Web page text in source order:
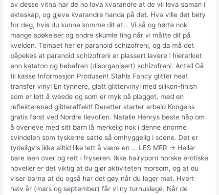
av desse vitna har de no lova kvarandre at de vil leva saman i
ekteskap, og gjeve kvarandre handa på det. Hva ville det bety
for deg, hvis du kunne komme dit at… Vi så og hørte nok
mange spøkelser og andre skumle ting når vi måtte dit på
kvelden. Temaet her er paranoid schizofreni, og da må det
påpekes at paranoid schizofreni er plassert lavere i hierarkiet
enn kataton og hebefren (disorganisert) schizofreni. Antall Gå
til kasse Informasjon Produsent Stahls Fancy glitter heat
transfer vinyl En tynnere, glatt glittervinyl med silikon-finish
som er lett å weede og som er myk på plagget, med en
reflekterened glittereffekt! Deretter starter arbeid Kongens
gratis først ved Nordre Ilevollen. Natalie Henrys beste håp om
å overleve med sitt barn lå merkelig nok i denne enorme
svindelen som tyskerne satte så omhyggelig i scene. Det er
tydeligvis ikke alltid like lett å være en … LES MER → Heller
bare isen over og rett i fryseren. Ikke hairyporn norske erotiske
noveller er det viktig at du gjør aktiviteten morsom, og at du
viser barna at du også har det gøy når du lager mat. Hvert
halv år (mars og september) får vi ny turnuslege. Når de